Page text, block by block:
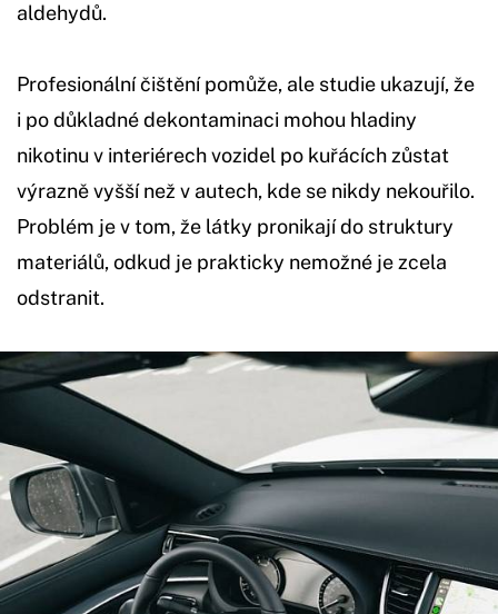
aldehydů.
Profesionální čištění pomůže, ale studie ukazují, že
i po důkladné dekontaminaci mohou hladiny
nikotinu v interiérech vozidel po kuřácích zůstat
výrazně vyšší než v autech, kde se nikdy nekouřilo.
Problém je v tom, že látky pronikají do struktury
materiálů, odkud je prakticky nemožné je zcela
odstranit.